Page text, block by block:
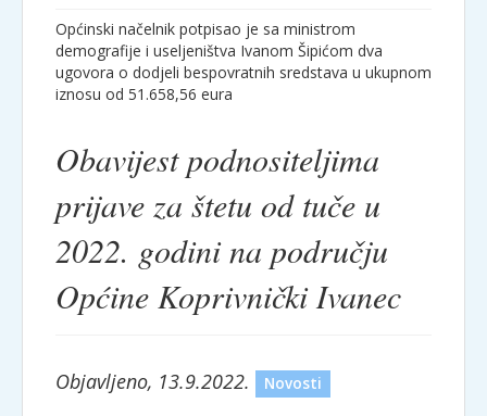
Općinski načelnik potpisao je sa ministrom
demografije i useljeništva Ivanom Šipićom dva
ugovora o dodjeli bespovratnih sredstava u ukupnom
iznosu od 51.658,56 eura
Obavijest podnositeljima
prijave za štetu od tuče u
2022. godini na području
Općine Koprivnički Ivanec
Objavljeno, 13.9.2022. Novosti